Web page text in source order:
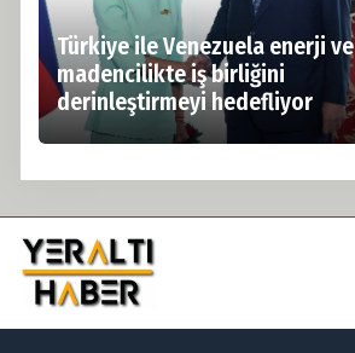
Türkiye ile Venezuela enerji ve
madencilikte iş birliğini
derinleştirmeyi hedefliyor